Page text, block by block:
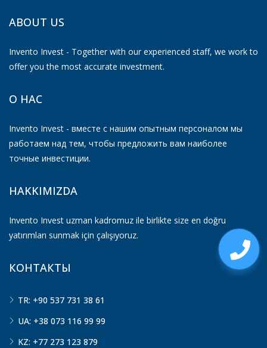
ABOUT US
Invento Invest - Together with our experienced staff, we work to
offer you the most accurate investment.
О НАС
Invento Invest - вместе с нашим опытным персоналом мы
работаем над тем, чтобы предложить вам наиболее
точные инвестиции.
HAKKIMIZDA
Invento Invest uzman kadromuz ile birlikte size en doğru
yatırımları sunmak için çalışıyoruz.
КОНТАКТЫ
TR: +90 537 731 38 61
UA: +38 073 116 99 99
KZ: +77 273 123 879